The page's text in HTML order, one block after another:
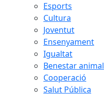
Esports
Cultura
Joventut
Ensenyament
Igualtat
Benestar animal
Cooperació
Salut Pública